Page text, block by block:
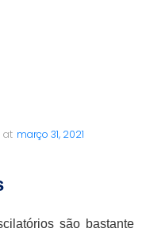
at março 31, 2021
são bastante